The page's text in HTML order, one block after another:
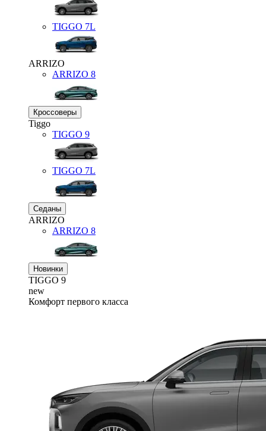
TIGGO 7L
ARRIZO
ARRIZO 8
Кроссоверы
Tiggo
TIGGO 9
TIGGO 7L
Седаны
ARRIZO
ARRIZO 8
Новинки
TIGGO 9
new
Комфорт первого класса